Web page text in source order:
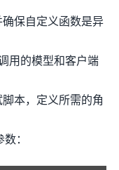
保自定义函数是异
用的模型和客户端
本，定义所需的角
：